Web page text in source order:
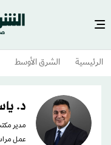
الرئيسية الشرق الأوسط​
د.
عمل